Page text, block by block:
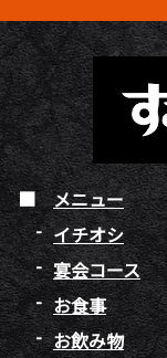
メニュー
イチオシ
宴会コース
お食事
お飲み物